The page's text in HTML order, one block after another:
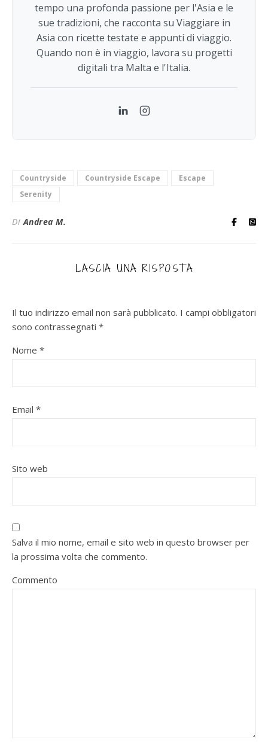
tempo una profonda passione per l'Asia e le
sue tradizioni, che racconta su Viaggiare in
Asia con ricette testate e appunti di viaggio.
Quando non è in viaggio, lavora su progetti
digitali tra Malta e l'Italia.
LinkedInInstagram
Countryside Countryside Escape
Escape
Serenity
DiAndrea M.
LASCIA UNA RISPOSTA
Il tuo indirizzo email non sarà pubblicato. I campi obbligatori
sono contrassegnati *
Nome *
Email *
Sito web
Salva il mio nome, email e sito web in questo browser per
la prossima volta che commento.
Commento